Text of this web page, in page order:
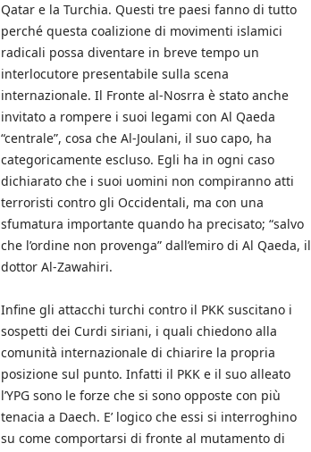
Qatar e la Turchia. Questi tre paesi fanno di tutto
perché questa coalizione di movimenti islamici
radicali possa diventare in breve tempo un
interlocutore presentabile sulla scena
internazionale. Il Fronte al-Nosrra è stato anche
invitato a rompere i suoi legami con Al Qaeda
“centrale”, cosa che Al-Joulani, il suo capo, ha
categoricamente escluso. Egli ha in ogni caso
dichiarato che i suoi uomini non compiranno atti
terroristi contro gli Occidentali, ma con una
sfumatura importante quando ha precisato; “salvo
che l’ordine non provenga” dall’emiro di Al Qaeda, il
dottor Al-Zawahiri.
Infine gli attacchi turchi contro il PKK suscitano i
sospetti dei Curdi siriani, i quali chiedono alla
comunità internazionale di chiarire la propria
posizione sul punto. Infatti il PKK e il suo alleato
l’YPG sono le forze che si sono opposte con più
tenacia a Daech. E’ logico che essi si interroghino
su come comportarsi di fronte al mutamento di